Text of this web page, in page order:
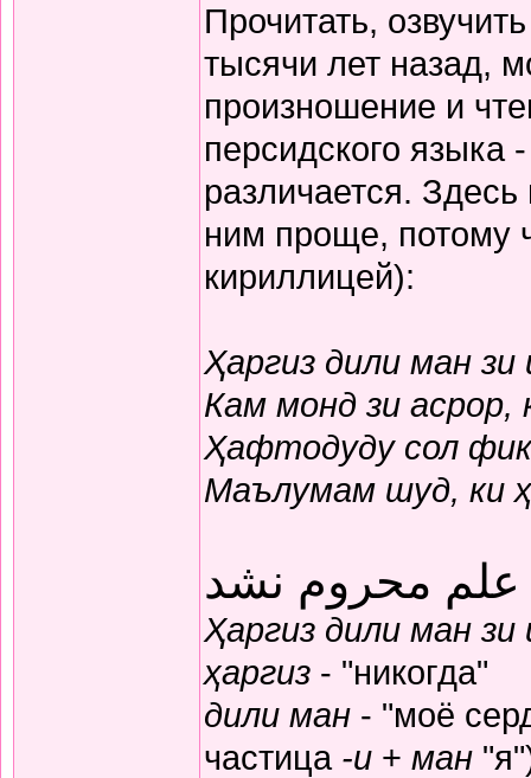
Прочитать,
тысячи лет назад,
произношение и
персидского языка
различается.
ним проще, потому
кириллицей):
Ҳаргиз дили ман
Кам монд зи
Ҳафтодуду сол
Маълумам шуд, ки
محروم نشد
Ҳаргиз дили ман
ҳаргиз - "никогда"
дили ман - "моё
частица -и + ман